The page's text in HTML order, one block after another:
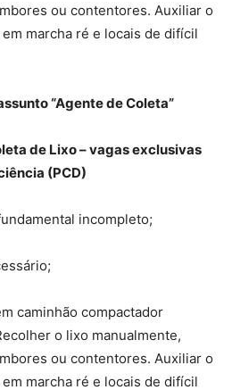
ou contentores. Auxiliar o
marcha ré e locais de difícil
“Agente de Coleta”
de Lixo – vagas exclusivas
(PCD)
incompleto;
caminhão compactador
o lixo manualmente,
ou contentores. Auxiliar o
marcha ré e locais de difícil